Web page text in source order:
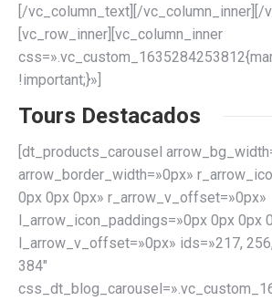
[/vc_column_text][/vc_column_inner][/
[vc_row_inner][vc_column_inner
!important;}»]
Tours Destacados
[dt_products_carousel
arrow_border_width=»0px»
0px 0px 0px» r_arrow_v_offset=»0px»
l_arrow_icon_paddings=»0px 0px 0px
l_arrow_v_offset=»0px» ids=»217,
384″